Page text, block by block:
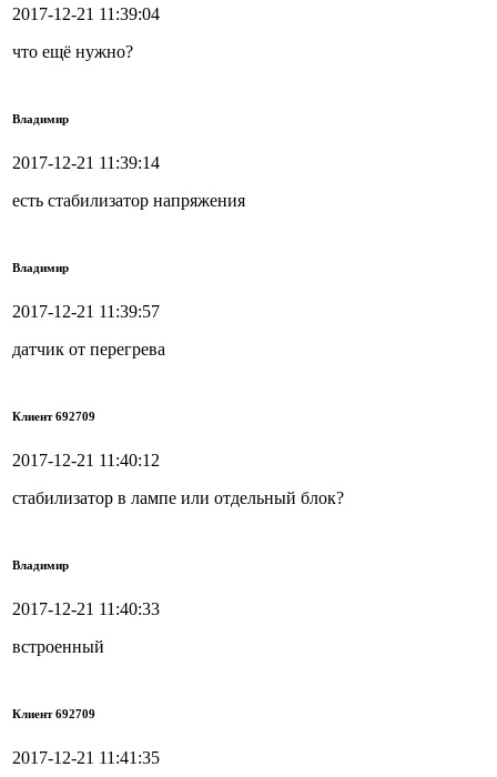
2017-12-21 11:39:04
что ещё нужно?
Владимир
2017-12-21 11:39:14
есть стабилизатор напряжения
Владимир
2017-12-21 11:39:57
датчик от перегрева
Клиент 692709
2017-12-21 11:40:12
стабилизатор в лампе или отдельный блок?
Владимир
2017-12-21 11:40:33
встроенный
Клиент 692709
2017-12-21 11:41:35